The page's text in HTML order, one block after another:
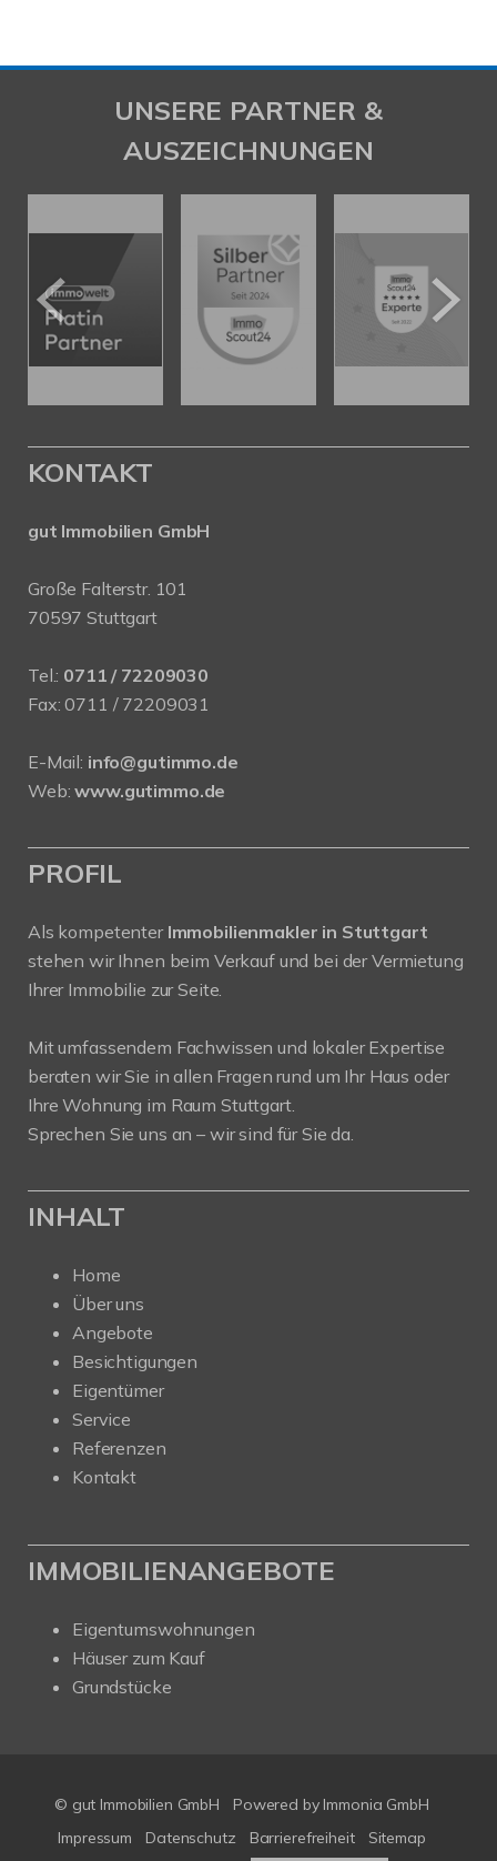
UNSERE PARTNER &
AUSZEICHNUNGEN
KONTAKT
gut Immobilien GmbH
Große Falterstr. 101
70597 Stuttgart
Tel.: 0711 / 72209030
Fax: 0711 / 72209031
E-Mail: info@gutimmo.de
Web:www.gutimmo.de
PROFIL
Als kompetenter Immobilienmakler in Stuttgart
stehen wir Ihnen beim Verkauf und bei der Vermietung
Ihrer Immobilie zur Seite.
Mit umfassendem Fachwissen und lokaler Expertise
beraten wir Sie in allen Fragen rund um Ihr Haus oder
Ihre Wohnung im Raum Stuttgart.
Sprechen Sie uns an – wir sind für Sie da.
INHALT
Home
Über uns
Angebote
Besichtigungen
Eigentümer
Service
Referenzen
Kontakt
IMMOBILIENANGEBOTE
Eigentumswohnungen
Häuser zum Kauf
Grundstücke
© gut Immobilien GmbH Powered by Immonia GmbH
Impressum
Datenschutz Barrierefreiheit
Sitemap